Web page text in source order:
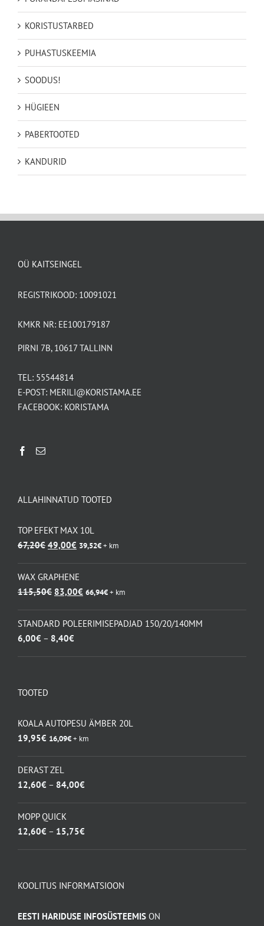
KORISTUSTARBED
PUHASTUSKEEMIA
SOODUS!
HÜGIEEN
PABERTOOTED
KANDURID
OÜ KAITSEINGEL
REGISTRIKOOD: 10091021
KMKR NR: EE100179187
PIRNI 7B, 10617 TALLINN
TEL: 55544814
E-POST: MERILI@KORISTAMA.EE
FACEBOOK: KORISTAMA
ALLAHINNATUD TOOTED
TOP EFEKT MAX 10L
67,20€ Algne
oli:
67,20€.
49,00€Praegune
on:
49,00€.
39,52€+ km
WAX GRAPHENE
115,50€ Algne
oli:
115,50€.
83,00€Praegune
on:
66,94€+ km
STANDARD POLEERIMISEPADJAD 150/20/140MM
6,00€ – 8,40€Hinnavahemik:
TOOTED
KOALA AUTOPESU ÄMBER 20L
19,95€ 16,09€+ km
DERAST ZEL
12,60€ – 84,00€Hinnavahemik:
MOPP QUICK
12,60€ – 15,75€Hinnavahemik:
KOOLITUS INFORMATSIOON
EESTI HARIDUSE INFOSÜSTEEMIS ON